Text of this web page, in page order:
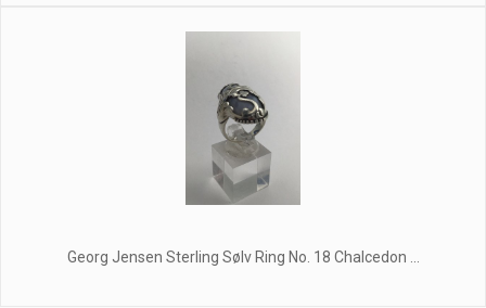
Georg Jensen Sterling Sølv Ring No. 18 Chalcedon ...